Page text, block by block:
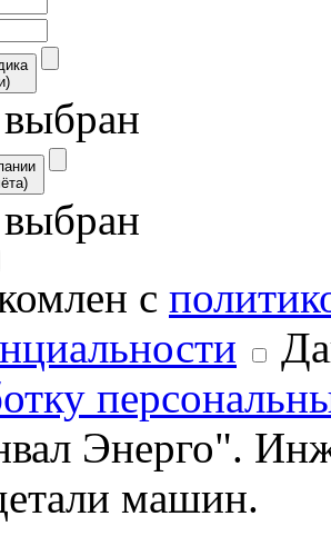
с
Энерго".
машин.